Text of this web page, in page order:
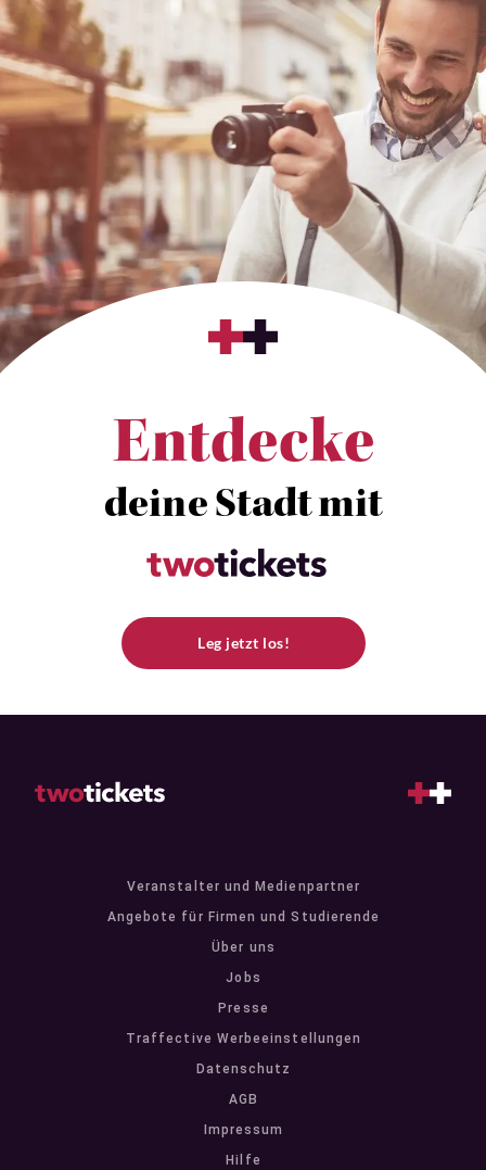
Entdecke
deine Stadt mit
Leg jetzt los!
Veranstalter und Medienpartner
Angebote für Firmen und Studierende
Über uns
Jobs
Presse
Traffective Werbeeinstellungen
Datenschutz
AGB
Impressum
Hilfe